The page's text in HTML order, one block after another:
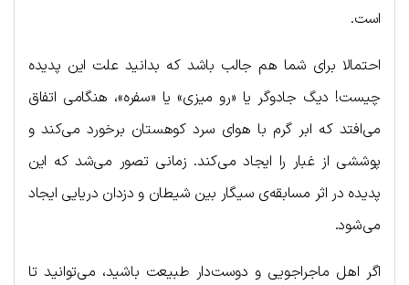
است.
احتمالا برای شما هم جالب باشد که بدانید علت این پدیده
چیست! دیگ جادوگر یا «رو میزی» یا «سفره»، هنگامی اتفاق
می‌افتد که ابر گرم با هوای سرد کوهستان برخورد می‌کند و
پوششی از غبار را ایجاد می‌کند. زمانی تصور می‌شد که این
پدیده در اثر مسابقه‌ی سیگار بین شیطان و دزدان دریایی ایجاد
می‌شود.
اگر اهل ماجراجویی و دوست‌دار طبیعت باشید، می‌توانید تا